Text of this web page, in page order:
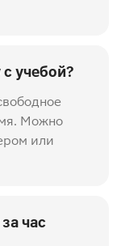
учебой?
Можно
или
час